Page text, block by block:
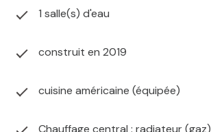
1 salle(s) d'eau
construit en 2019
cuisine américaine (équipée)
Chauffage central : radiateur (gaz)